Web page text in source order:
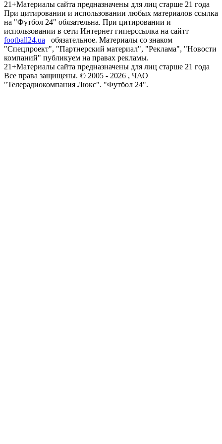
21+Материалы сайта предназначены для лиц старше 21 года
При цитировании и использовании любых материалов ссылка
на "Футбол 24" обязательна. При цитировании и
использовании в сети Интернет гиперссылка на сайтт
football24.ua
обязательное. Материалы со знаком
"Спецпроект", "Партнерский материал", "Реклама", "Новости
компаний" публикуем на правах рекламы.
21+Материалы сайта предназначены для лиц старше 21 года
Все права защищены. © 2005 - 2026 , ЧАО
"Телерадиокомпания Люкс". "Футбол 24".